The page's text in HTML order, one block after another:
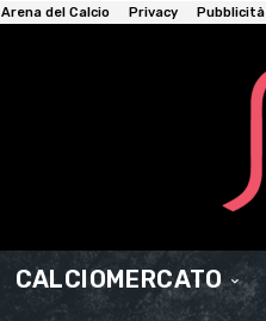
Arena del Calcio Privacy Pubblicità
CALCIOMERCATO